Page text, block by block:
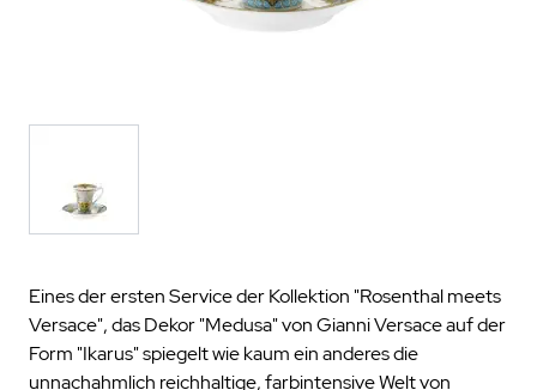
Eines der ersten Service der Kollektion "Rosenthal meets
Versace", das Dekor "Medusa" von Gianni Versace auf der
Form "Ikarus" spiegelt wie kaum ein anderes die
unnachahmlich reichhaltige, farbintensive Welt von